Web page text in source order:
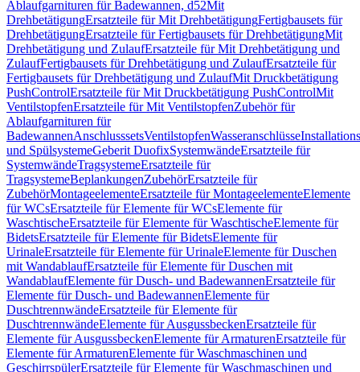
Ablaufgarnituren für Badewannen, d52Mit
DrehbetätigungErsatzteile für Mit DrehbetätigungFertigbausets für
DrehbetätigungErsatzteile für Fertigbausets für DrehbetätigungMit
Drehbetätigung und ZulaufErsatzteile für Mit Drehbetätigung und
ZulaufFertigbausets für Drehbetätigung und ZulaufErsatzteile für
Fertigbausets für Drehbetätigung und ZulaufMit Druckbetätigung
PushControlErsatzteile für Mit Druckbetätigung PushControlMit
VentilstopfenErsatzteile für Mit VentilstopfenZubehör für
Ablaufgarnituren für
BadewannenAnschlusssetsVentilstopfenWasseranschlüsse
und SpülsystemeGeberit DuofixSystemwändeErsatzteile für
SystemwändeTragsystemeErsatzteile für
TragsystemeBeplankungenZubehörErsatzteile für
ZubehörMontageelementeErsatzteile für MontageelementeElemente
für WCsErsatzteile für Elemente für WCsElemente für
WaschtischeErsatzteile für Elemente für WaschtischeElemente für
BidetsErsatzteile für Elemente für BidetsElemente für
UrinaleErsatzteile für Elemente für UrinaleElemente für Duschen
mit WandablaufErsatzteile für Elemente für Duschen mit
WandablaufElemente für Dusch- und BadewannenErsatzteile für
Elemente für Dusch- und BadewannenElemente für
DuschtrennwändeErsatzteile für Elemente für
DuschtrennwändeElemente für AusgussbeckenErsatzteile für
Elemente für AusgussbeckenElemente für ArmaturenErsatzteile für
Elemente für ArmaturenElemente für Waschmaschinen und
GeschirrspülerErsatzteile für Elemente für Waschmaschinen und